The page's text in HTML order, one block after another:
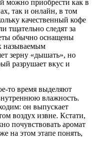
можно приобрести как в
так и онлайн, в том
качественный кофе
тщательно следят за
обычно оснащены
называемым
зерну «дышать», но
разрушает вкус и
то время выделяют
влажность.
он выпускает
воздух извне. Кстати,
почувствовать аромат
на этом этапе понять,